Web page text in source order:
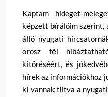
Kaptam hideget-
képzett bírálóim szerint,
álló nyugati
orosz fél
kitöréséért, és
hírek az információkhoz
ki vannak tiltva a